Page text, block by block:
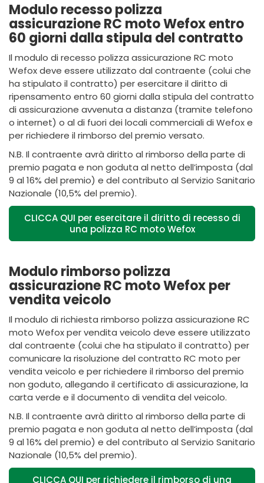
Modulo recesso polizza
assicurazione RC moto Wefox entro
60 giorni dalla stipula del contratto
Il modulo di recesso polizza assicurazione RC moto
Wefox deve essere utilizzato dal contraente (colui che
ha stipulato il contratto) per esercitare il diritto di
ripensamento entro 60 giorni dalla stipula del contratto
di assicurazione avvenuta a distanza (tramite telefono
o internet) o al di fuori dei locali commerciali di Wefox e
per richiedere il rimborso del premio versato.
N.B. Il contraente avrà diritto al rimborso della parte di
premio pagata e non goduta al netto dell’imposta (dal
9 al 16% del premio) e del contributo al Servizio Sanitario
Nazionale (10,5% del premio).
CLICCA QUI per esercitare il diritto di recesso di
una polizza RC moto Wefox
Modulo rimborso polizza
assicurazione RC moto Wefox per
vendita veicolo
Il modulo di richiesta rimborso polizza assicurazione RC
moto Wefox per vendita veicolo deve essere utilizzato
dal contraente (colui che ha stipulato il contratto) per
comunicare la risoluzione del contratto RC moto per
vendita veicolo e per richiedere il rimborso del premio
non goduto, allegando il certificato di assicurazione, la
carta verde e il documento di vendita del veicolo.
N.B. Il contraente avrà diritto al rimborso della parte di
premio pagata e non goduta al netto dell’imposta (dal
9 al 16% del premio) e del contributo al Servizio Sanitario
Nazionale (10,5% del premio).
CLICCA QUI per richiedere il rimborso di una